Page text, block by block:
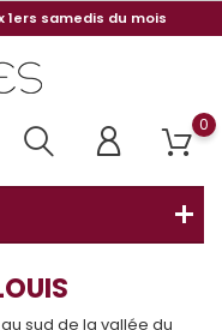
samedis du mois
0
au sud de la vallée du